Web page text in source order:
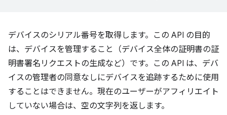
デバイスのシリアル番号を取得します。この API の目的
は、デバイスを管理すること（デバイス全体の証明書の証
明書署名リクエストの生成など）です。この API は、デバ
イスの管理者の同意なしにデバイスを追跡するために使用
することはできません。現在のユーザーがアフィリエイト
していない場合は、空の文字列を返します。